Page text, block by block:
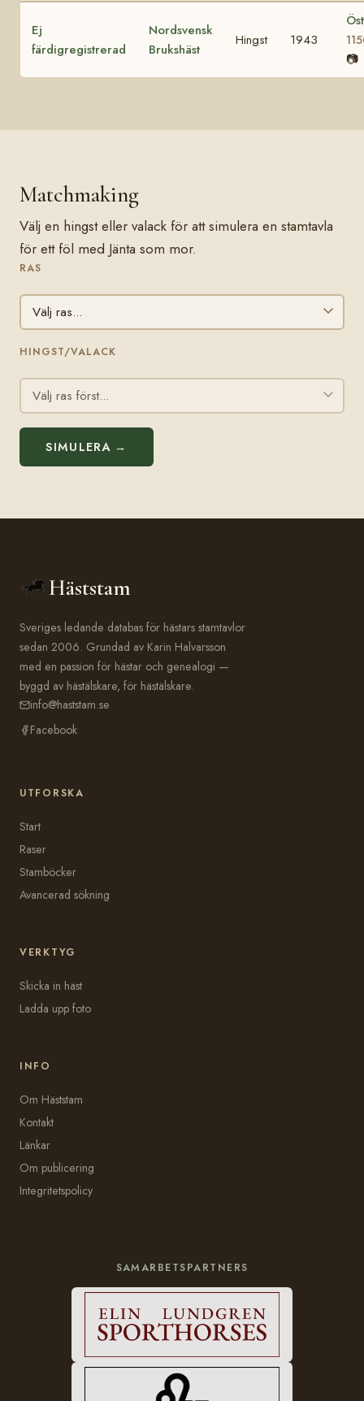
Ej
färdigregistrerad
Nordsvensk
Brukshäst
Hingst 1943
📷
Matchmaking
Välj en hingst eller valack för att simulera en stamtavla
för ett föl med Jänta som mor.
RAS
HINGST/VALACK
SIMULERA →
Häststam
Sveriges ledande databas för hästars stamtavlor
sedan 2006. Grundad av Karin Halvarsson
med en passion för hästar och genealogi —
byggd av hästälskare, för hästälskare.
info@haststam.se
Facebook
UTFORSKA
Start
Raser
Stamböcker
Avancerad sökning
VERKTYG
Skicka in häst
Ladda upp foto
INFO
Om Häststam
Kontakt
Länkar
Om publicering
Integritetspolicy
SAMARBETSPARTNERS